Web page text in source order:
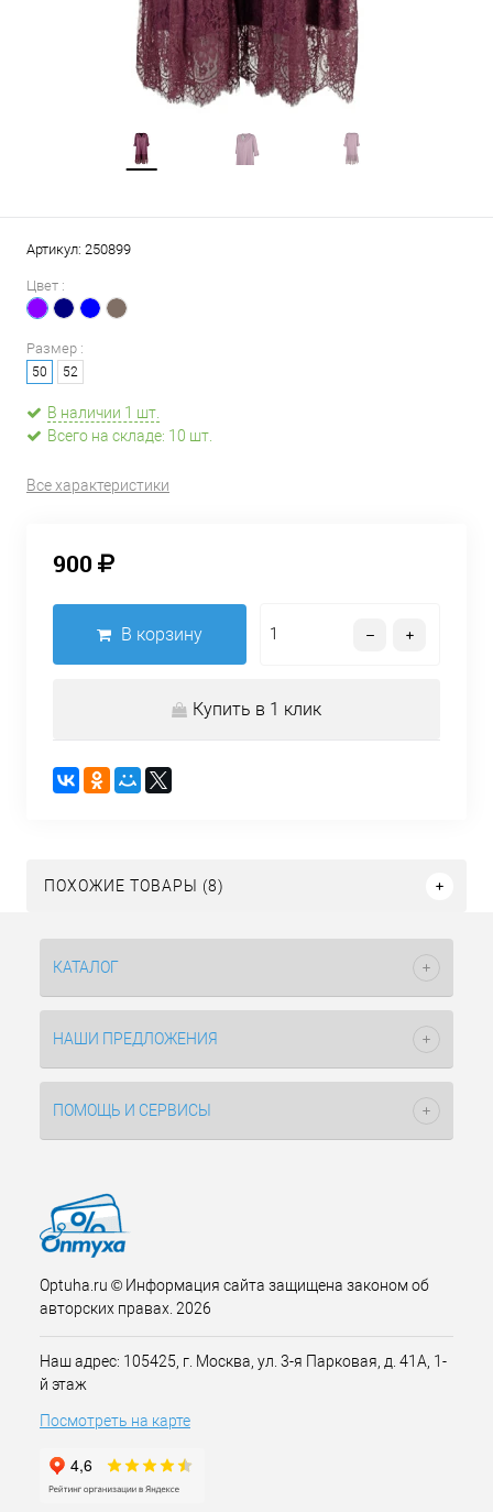
Артикул: 250899
Цвет :
Размер :
50 52
В наличии 1 шт.
Всего на складе: 10 шт.
Все характеристики
900
В корзину
Купить в 1 клик
ПОХОЖИЕ ТОВАРЫ (8)
КАТАЛОГ
НАШИ ПРЕДЛОЖЕНИЯ
ПОМОЩЬ И СЕРВИСЫ
Optuha.ru © Информация сайта защищена законом об
авторских правах. 2026
Наш адрес: 105425, г. Москва, ул. 3-я Парковая, д. 41А, 1-
й этаж
Посмотреть на карте